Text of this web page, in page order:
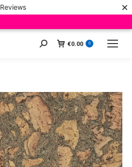
Reviews ×
Zoeken: €0.00 0